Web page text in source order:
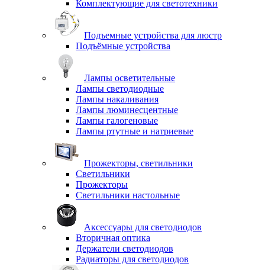
Комплектующие для светотехники
Подъемные устройства для люстр
Подъёмные устройства
Лампы осветительные
Лампы светодиодные
Лампы накаливания
Лампы люминесцентные
Лампы галогеновые
Лампы ртутные и натриевые
Прожекторы, светильники
Светильники
Прожекторы
Светильники настольные
Аксессуары для светодиодов
Вторичная оптика
Держатели светодиодов
Радиаторы для светодиодов